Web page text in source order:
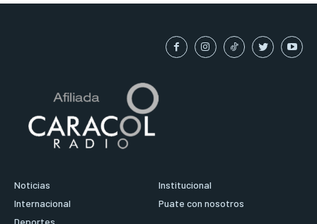
Noticias
Internacional
Deportes
Institucional
Puate con nosotros